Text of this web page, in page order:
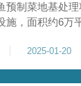
预制菜地基处
施，面积约6万
门架一幅辅助
一个，柱锤接
2025-01-20